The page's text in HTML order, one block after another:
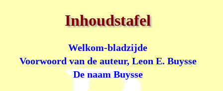
Inhoudstafel
Welkom-bladzijde
Voorwoord van de auteur, Leon E. Buysse
De naam Buysse